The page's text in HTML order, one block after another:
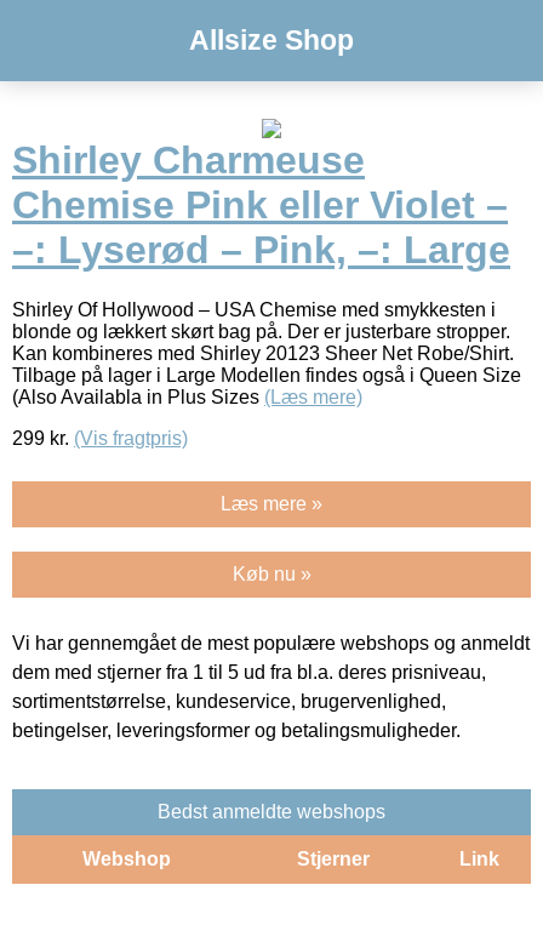
Allsize Shop
Shirley Charmeuse
Chemise Pink eller Violet –
–: Lyserød – Pink, –: Large
Shirley Of Hollywood – USA Chemise med smykkesten i
blonde og lækkert skørt bag på. Der er justerbare stropper.
Kan kombineres med Shirley 20123 Sheer Net Robe/Shirt.
Tilbage på lager i Large Modellen findes også i Queen Size
(Also Availabla in Plus Sizes (Læs mere)
299 kr. (Vis fragtpris)
Læs mere »
Køb nu »
Vi har gennemgået de mest populære webshops og anmeldt
dem med stjerner fra 1 til 5 ud fra bl.a. deres prisniveau,
sortimentstørrelse, kundeservice, brugervenlighed,
betingelser, leveringsformer og betalingsmuligheder.
Bedst anmeldte webshops
Webshop Stjerner Link